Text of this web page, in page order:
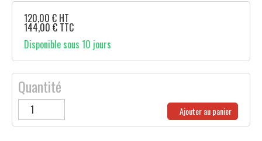
120,00 € HT
144,00 € TTC
Disponible sous 10 jours
Quantité
Ajouter au panier